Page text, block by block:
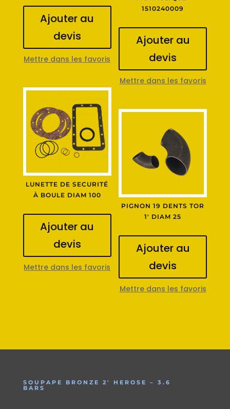
Ajouter au
devis
Mettre dans les favoris
1510240009
Ajouter au
devis
Mettre dans les favoris
LUNETTE DE SECURITÉ
À BOULE DIAM 100
Ajouter au
devis
Mettre dans les favoris
PIGNON 19 DENTS TOR
1′ DIAM 25
Ajouter au
devis
Mettre dans les favoris
SOUPAPE BRONZE 2′ HEROSE – 3.6
BARS